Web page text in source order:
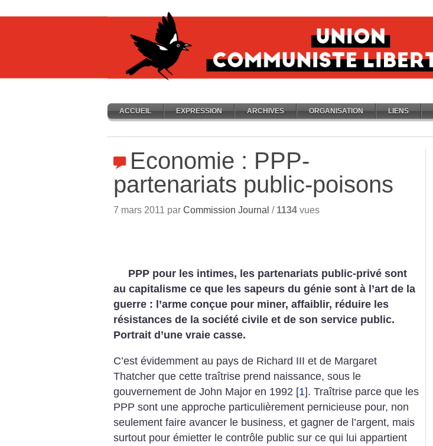
ACCUEIL EXPRESSION ARCHIVES ORGANISATION LIENS
Economie : PPP-
partenariats public-poisons
7 mars 2011 par Commission Journal / 1134 vues
PPP pour les intimes, les partenariats public-privé sont
au capitalisme ce que les sapeurs du génie sont à l’art de la
guerre : l’arme conçue pour miner, affaiblir, réduire les
résistances de la société civile et de son service public.
Portrait d’une vraie casse.
C’est évidemment au pays de Richard III et de Margaret
Thatcher que cette traîtrise prend naissance, sous le
gouvernement de John Major en 1992 [1]. Traîtrise parce que les
PPP sont une approche particulièrement pernicieuse pour, non
seulement faire avancer le business, et gagner de l’argent, mais
surtout pour émietter le contrôle public sur ce qui lui appartient